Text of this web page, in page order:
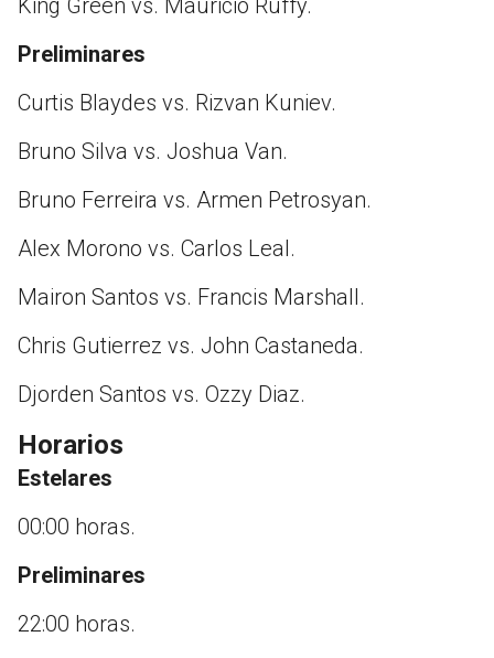
King Green vs. Mauricio Ruffy.
Preliminares
Curtis Blaydes vs. Rizvan Kuniev.
Bruno Silva vs. Joshua Van.
Bruno Ferreira vs. Armen Petrosyan.
Alex Morono vs. Carlos Leal.
Mairon Santos vs. Francis Marshall.
Chris Gutierrez vs. John Castaneda.
Djorden Santos vs. Ozzy Diaz.
Horarios
Estelares
00:00 horas.
Preliminares
22:00 horas.